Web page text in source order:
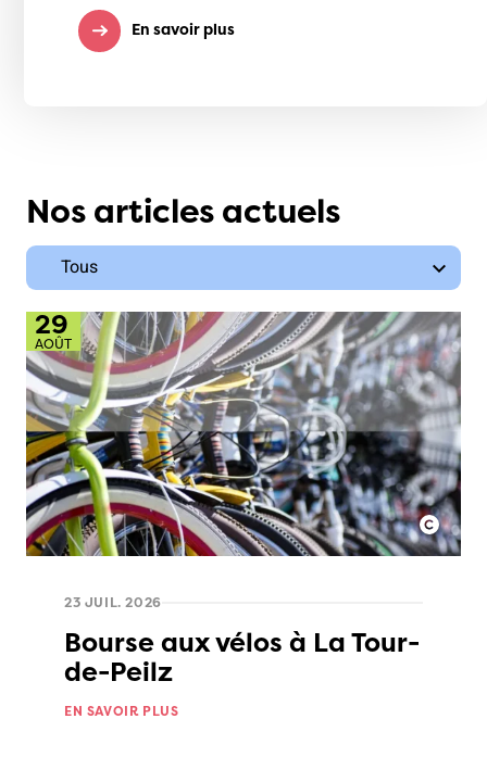
En savoir plus
Nos articles actuels
29
AOÛT
23 JUIL. 2026
Bourse aux vélos à La Tour-
de-Peilz
EN SAVOIR PLUS